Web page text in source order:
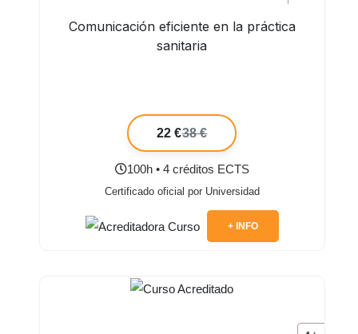
Comunicación eficiente en la práctica
sanitaria
22 €38 €
100h • 4 créditos ECTS
Certificado oficial por Universidad
+ INFO